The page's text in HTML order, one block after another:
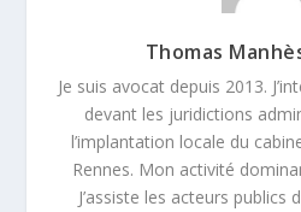
Thomas
Je suis avocat depuis 2013.
devant les juridictions
l’implantation locale du
Rennes. Mon activité
J’assiste les acteurs publics